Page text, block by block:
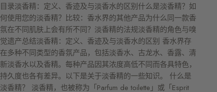
目录淡香精：定义、香迹及与淡香水的区别什么是淡香精？如
何使用您的淡香精？比较：香水界的其他产品为什么同一款香
氛在不同肌肤上会有所不同？淡香精的法规淡香精的角色与嗅
觉遗产总结淡香精：定义、香迹及与淡香水的区别 香水界存
在多种不同类型的香氛产品，包括淡香水、古龙水、香露、清
新淡香水以及香精。每种产品因其浓度高低不同而各具特色，
持久度也各有差异。以下是关于淡香精的一些知识。 什么是
淡香精？ 淡香精，也被称为「Parfum de toilette」或「Esprit